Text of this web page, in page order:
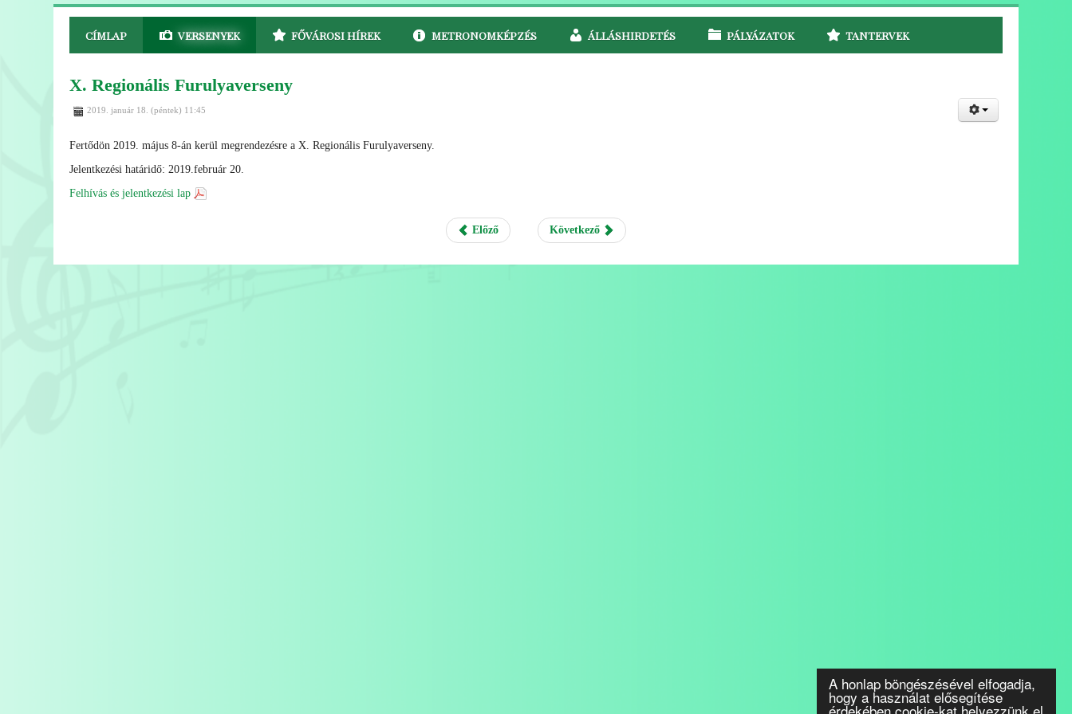
A honlap böngészésével elfogadja,
hogy a használat elősegítése
CÍMLAP VERSENYEK FŐVÁROSI HÍREK METRONOMKÉPZÉS ÁLLÁSHIRDETÉS PÁLYÁZATOK TANTERVEK
X. Regionális Furulyaverseny
2019. január 18. (péntek) 11:45
Fertődön 2019. május 8-án kerül megrendezésre a X. Regionális Furulyaverseny.
Jelentkezési határidő: 2019.február 20.
Felhívás és jelentkezési lap
Előző Következő